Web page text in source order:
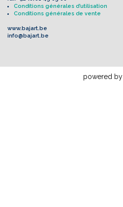
Conditions générales d’utilisation
Conditions générales de vente
www.bajart.be
info@bajart.be
powered by